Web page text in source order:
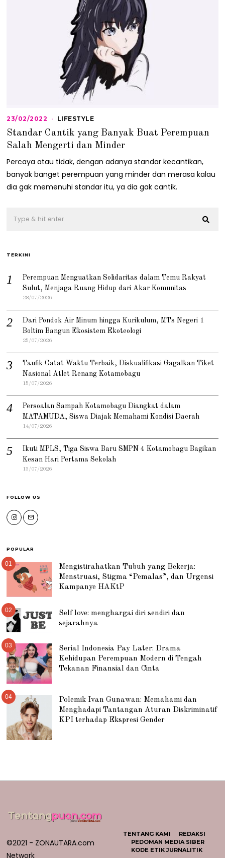
23/02/2022
3
/
0
/
0
2
LIFESTYLE
Standar Cantik yang Banyak Buat Perempuan
Salah Mengerti dan Minder
Percaya atau tidak, dengan adanya standar kecantikan,
banyak banget perempuan yang minder dan merasa kalau
dia gak memenuhi standar itu, ya dia gak cantik.
TERKINI
Perempuan Menguatkan Solidaritas dalam Temu Rakyat
Sulut, Menjaga Ruang Hidup dari Akar Komunitas
28/07/2026
Dari Pondok Air Minum hingga Kurikulum, MTs Negeri 1
Boltim Bangun Ekosistem Ekoteologi
25/07/2026
Taufik Catat Waktu Terbaik, Diskualifikasi Gagalkan Tiket
Nasional Atlet Renang Kotamobagu
15/07/2026
Persoalan Sampah Kotamobagu Diangkat dalam
MATAMUDA, Siswa Diajak Memahami Kondisi Daerah
14/07/2026
Ikuti MPLS, Tiga Siswa Baru SMPN 4 Kotamobagu Bagikan
Kesan Hari Pertama Sekolah
13/07/2026
FOLLOW US
POPULAR
01
Mengistirahatkan Tubuh yang Bekerja:
Menstruasi, Stigma “Pemalas”, dan Urgensi
Kampanye HAKtP
02
Self love: menghargai diri sendiri dan
sejarahnya
03
Serial Indonesia Pay Later: Drama
Kehidupan Perempuan Modern di Tengah
Tekanan Finansial dan Cinta
04
Polemik Ivan Gunawan: Memahami dan
Menghadapi Tantangan Aturan Diskriminatif
KPI terhadap Ekspresi Gender
©2021 - ZONAUTARA.com
Network
TENTANG KAMI
REDAKSI
PEDOMAN MEDIA SIBER
KODE ETIK JURNALITIK